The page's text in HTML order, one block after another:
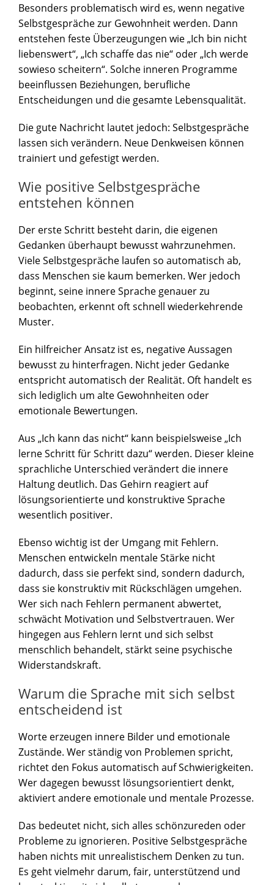
Besonders problematisch wird es, wenn negative
Selbstgespräche zur Gewohnheit werden. Dann
entstehen feste Überzeugungen wie „Ich bin nicht
liebenswert“, „Ich schaffe das nie“ oder „Ich werde
sowieso scheitern“. Solche inneren Programme
beeinflussen Beziehungen, berufliche
Entscheidungen und die gesamte Lebensqualität.
Die gute Nachricht lautet jedoch: Selbstgespräche
lassen sich verändern. Neue Denkweisen können
trainiert und gefestigt werden.
Wie positive Selbstgespräche
entstehen können
Der erste Schritt besteht darin, die eigenen
Gedanken überhaupt bewusst wahrzunehmen.
Viele Selbstgespräche laufen so automatisch ab,
dass Menschen sie kaum bemerken. Wer jedoch
beginnt, seine innere Sprache genauer zu
beobachten, erkennt oft schnell wiederkehrende
Muster.
Ein hilfreicher Ansatz ist es, negative Aussagen
bewusst zu hinterfragen. Nicht jeder Gedanke
entspricht automatisch der Realität. Oft handelt es
sich lediglich um alte Gewohnheiten oder
emotionale Bewertungen.
Aus „Ich kann das nicht“ kann beispielsweise „Ich
lerne Schritt für Schritt dazu“ werden. Dieser kleine
sprachliche Unterschied verändert die innere
Haltung deutlich. Das Gehirn reagiert auf
lösungsorientierte und konstruktive Sprache
wesentlich positiver.
Ebenso wichtig ist der Umgang mit Fehlern.
Menschen entwickeln mentale Stärke nicht
dadurch, dass sie perfekt sind, sondern dadurch,
dass sie konstruktiv mit Rückschlägen umgehen.
Wer sich nach Fehlern permanent abwertet,
schwächt Motivation und Selbstvertrauen. Wer
hingegen aus Fehlern lernt und sich selbst
menschlich behandelt, stärkt seine psychische
Widerstandskraft.
Warum die Sprache mit sich selbst
entscheidend ist
Worte erzeugen innere Bilder und emotionale
Zustände. Wer ständig von Problemen spricht,
richtet den Fokus automatisch auf Schwierigkeiten.
Wer dagegen bewusst lösungsorientiert denkt,
aktiviert andere emotionale und mentale Prozesse.
Das bedeutet nicht, sich alles schönzureden oder
Probleme zu ignorieren. Positive Selbstgespräche
haben nichts mit unrealistischem Denken zu tun.
Es geht vielmehr darum, fair, unterstützend und